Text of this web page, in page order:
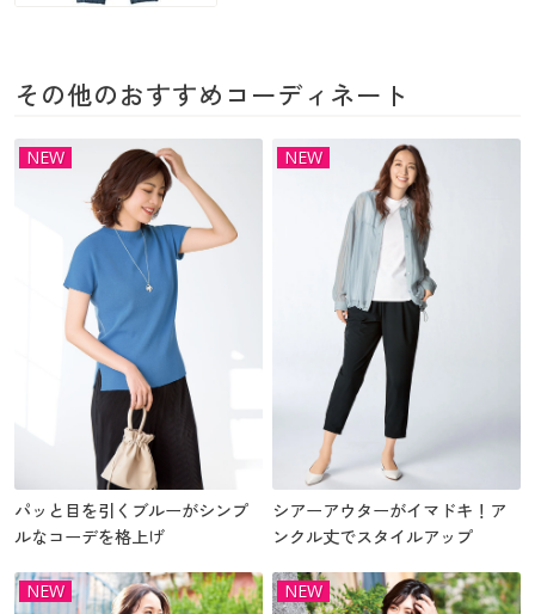
ご利用ガイド
よくある質問とお問い合わせ
よくある質問とお問い合わせ
その他のおすすめコーディネート
NEW
パッと目を引くブルーがシンプ
ルなコーデを格上げ
NEW
シアーアウターがイマドキ！ア
ンクル丈でスタイルアップ
NEW NEW